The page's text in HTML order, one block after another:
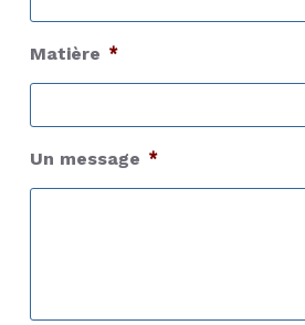
Matière *
Un message *